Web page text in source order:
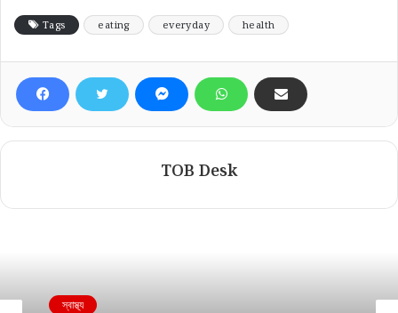
Tags eating everyday health
TOB Desk
স্বাস্থ্য